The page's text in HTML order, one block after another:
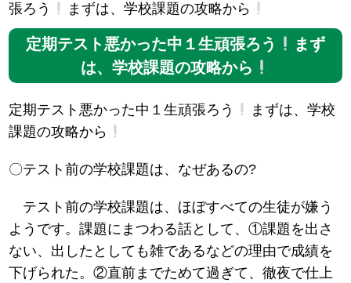
張ろう
まずは、学校課題の攻略から
定期テスト悪かった中１生頑張ろう
まず
は、学校課題の攻略から
定期テスト悪かった中１生頑張ろう
まずは、学校
課題の攻略から
〇テスト前の学校課題は、なぜあるの?
テスト前の学校課題は、ほぼすべての生徒が嫌う
ようです。課題にまつわる話として、①課題を出さ
ない、出したとしても雑であるなどの理由で成績を
下げられた。②直前までためて過ぎて、徹夜で仕上